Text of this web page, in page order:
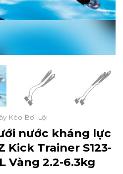
Kéo Bơi Lội
nước kháng lực
Kick Trainer S123-
Vàng 2.2-6.3kg